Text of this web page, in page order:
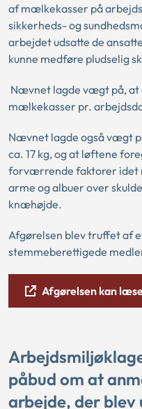
af mælkekasser på
sikkerheds- og
arbejdet udsatte de
kunne medføre pludselig
Nævnet lagde vægt på, at
mælkekasser pr.
Nævnet lagde også vægt
ca. 17 kg, og at løftene
forværrende faktorer idet
arme og albuer over
knæhøjde.
Afgørelsen blev truffet af
stemmeberettigede
Afgørelsen kan
påbud om at
arbejde, der